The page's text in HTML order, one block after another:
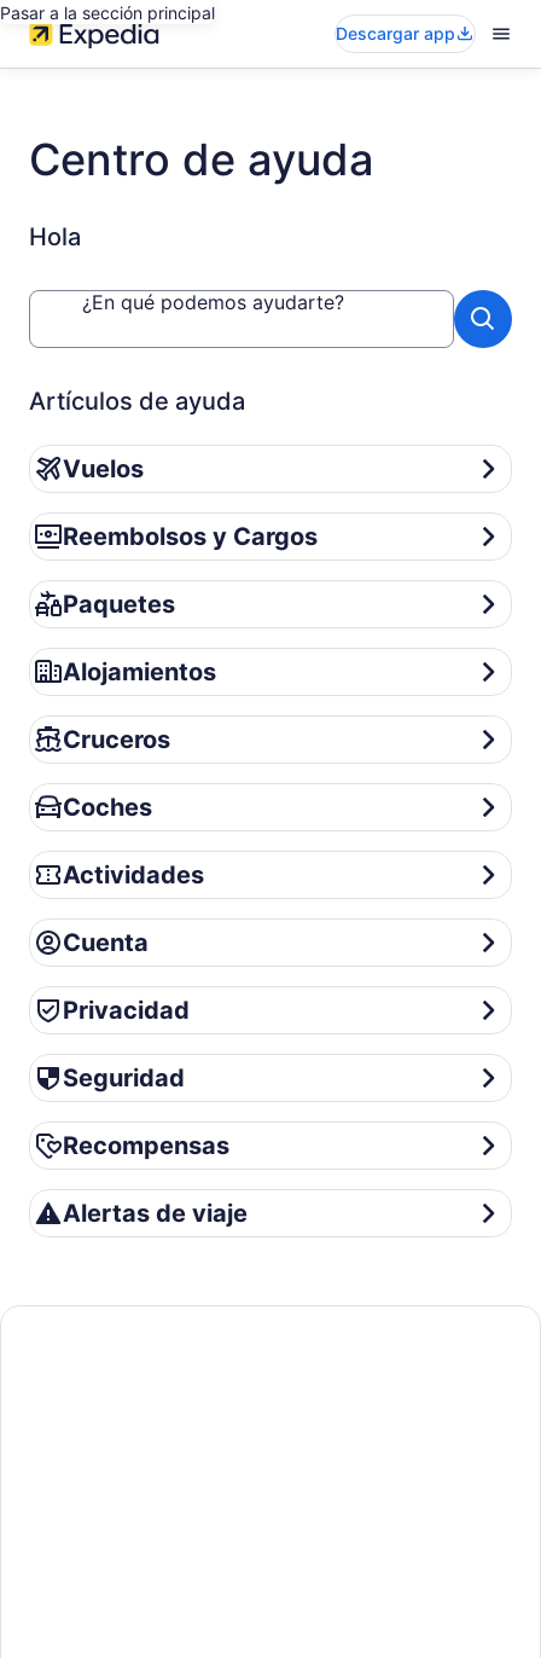
Pasar a la sección principal
Descargar app
Centro de ayuda
Hola
¿En qué podemos ayudarte?
Artículos de ayuda
Vuelos
Vuelos
Reembolsos y Cargos
Reembolsos y Cargos
Paquetes
Paquetes
Alojamientos
Alojamientos
Cruceros
Cruceros
Coches
Coches
Actividades
Actividades
Cuenta
Cuenta
Privacidad
Privacidad
Seguridad
Seguridad
Recompensas
Recompensas
Alertas de viaje
Alertas de viaje